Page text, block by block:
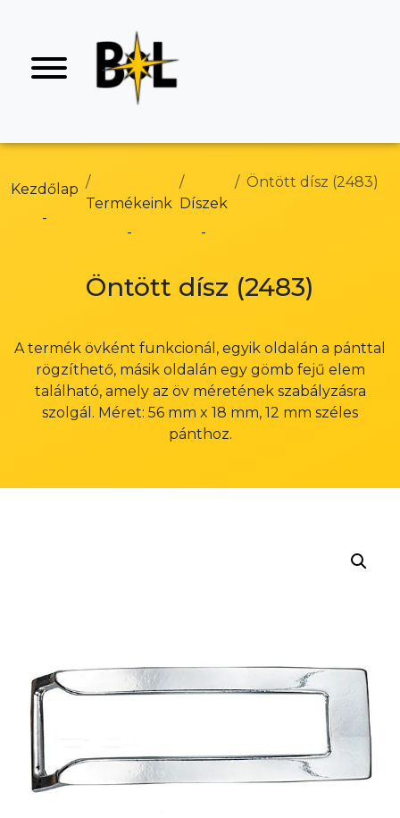
Kezdőlap
Termékeink Díszek
Öntött dísz (2483)
Öntött dísz (2483)
A termék övként funkcionál, egyik oldalán a pánttal
rögzíthető, másik oldalán egy gömb fejű elem
található, amely az öv méretének szabályzásra
szolgál. Méret: 56 mm x 18 mm, 12 mm széles
pánthoz.